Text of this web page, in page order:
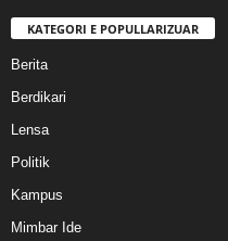
KATEGORI E POPULLARIZUAR
Berita
Berdikari
Lensa
Politik
Kampus
Mimbar Ide